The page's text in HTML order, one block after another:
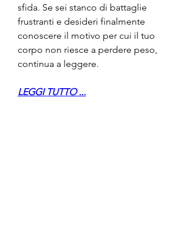
sfida. Se sei stanco di battaglie
frustranti e desideri finalmente
conoscere il motivo per cui il tuo
corpo non riesce a perdere peso,
continua a leggere.
LEGGI TUTTO ...